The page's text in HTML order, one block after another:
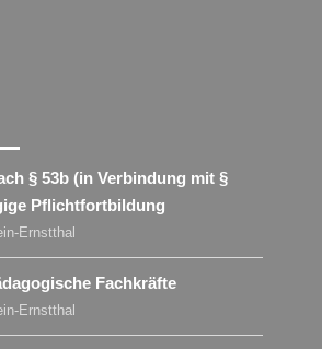
§ 53b (in Verbindung mit §
Pflichtfortbildung
Ernstthal
Fachkräfte
Ernstthal